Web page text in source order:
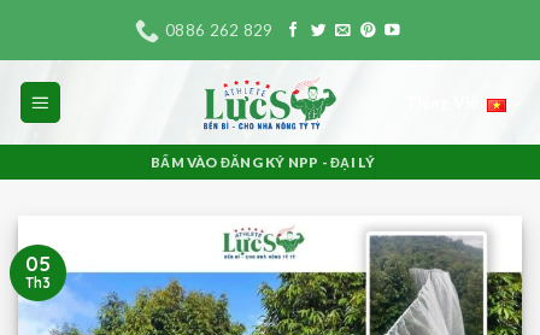
nội
dung
0886 262 829
BẤM VÀO ĐĂNG KÝ NPP - ĐẠI LÝ
05
Th3